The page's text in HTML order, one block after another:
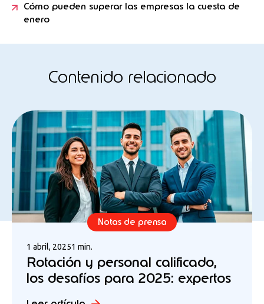
Cómo pueden superar las empresas la cuesta de
enero
Contenido relacionado
Notas de prensa
1 abril, 20251 min.
Rotación y personal calificado,
los desafíos para 2025: expertos